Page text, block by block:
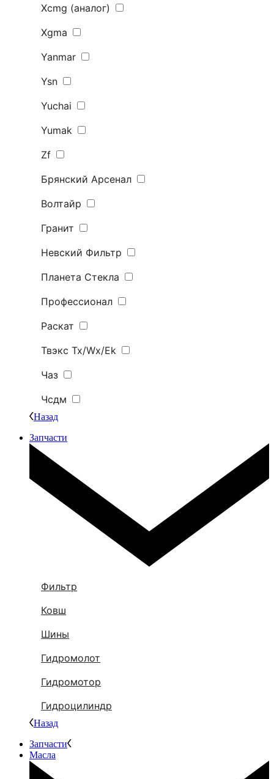
Xcmg (аналог)
Xgma
Yanmar
Ysn
Yuchai
Yumak
Zf
Брянский Арсенал
Волтайр
Гранит
Невский Фильтр
Планета Стекла
Профессионал
Раскат
Твэкс Tx/Wx/Ek
Чаз
Чсдм
Назад
Запчасти
Фильтр
Ковш
Шины
Гидромолот
Гидромотор
Гидроцилиндр
Назад
Запчасти
Масла